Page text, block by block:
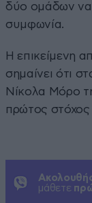
δύο ομάδων να
συμφωνία.
Η επικείμενη
σημαίνει ότι
Νίκολα Μόρο
πρώτος στόχος
μάθετε